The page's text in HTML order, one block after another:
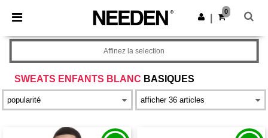
× Appli Needen
Meilleurs prix sur l’app !
Obtenir l'appli
0
SWEATS ENFANTS BLANC BASIQUES
Affinez la selection